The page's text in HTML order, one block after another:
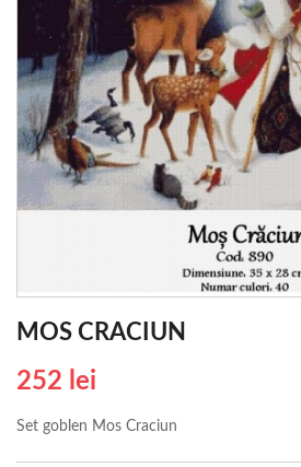
MOS CRACIUN
252 lei
Set goblen Mos Craciun